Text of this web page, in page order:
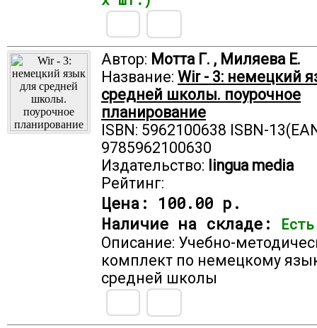
Автор: Мотта Г. , Миляева Е.
Название: Wir - 3: немецкий
средней школы. поурочное
планирование
ISBN: 5962100638 ISBN-
9785962100630
Издательство: lingua media
Рейтинг:
Цена: 100.00 р.
Наличие на складе:
Описание: Учебно-
комплект по немецкому
средней школы